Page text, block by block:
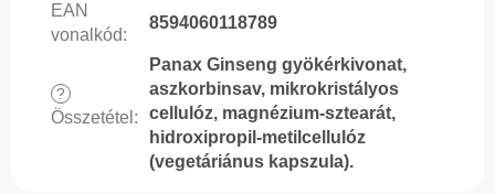
EAN
vonalkód:
8594060118789
?
Összetétel :
Panax Ginseng gyökérkivonat,
aszkorbinsav, mikrokristályos
cellulóz, magnézium-sztearát,
hidroxipropil-metilcellulóz
(vegetáriánus kapszula).